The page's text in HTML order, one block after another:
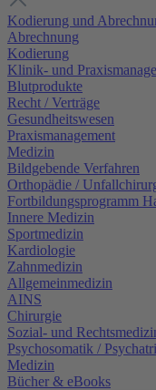
Kodierung und
Abrechnung
Kodierung
Klinik- und
Blutprodukte
Recht / Verträge
Gesundheitswesen
Praxismanagement
Medizin
Bildgebende Verfahren
Orthopädie /
Fortbildungsprogramm
Innere Medizin
Sportmedizin
Kardiologie
Zahnmedizin
Allgemeinmedizin
AINS
Chirurgie
Sozial- und
Psychosomatik /
Medizin
Bücher & eBooks